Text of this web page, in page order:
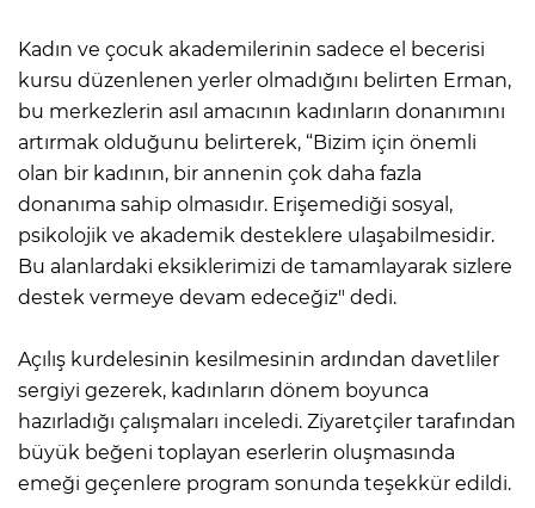
Kadın ve çocuk akademilerinin sadece el becerisi
kursu düzenlenen yerler olmadığını belirten Erman,
bu merkezlerin asıl amacının kadınların donanımını
artırmak olduğunu belirterek, “Bizim için önemli
olan bir kadının, bir annenin çok daha fazla
donanıma sahip olmasıdır. Erişemediği sosyal,
psikolojik ve akademik desteklere ulaşabilmesidir.
Bu alanlardaki eksiklerimizi de tamamlayarak sizlere
destek vermeye devam edeceğiz" dedi.
Açılış kurdelesinin kesilmesinin ardından davetliler
sergiyi gezerek, kadınların dönem boyunca
hazırladığı çalışmaları inceledi. Ziyaretçiler tarafından
büyük beğeni toplayan eserlerin oluşmasında
emeği geçenlere program sonunda teşekkür edildi.